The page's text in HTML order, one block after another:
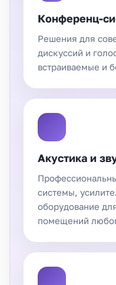
Конференц-
Решения для
дискуссий и
встраиваемые и
Акустика и
системы,
оборудование
помещений